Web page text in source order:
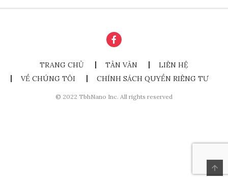
TRANG CHỦ TẢN VĂN
LIÊN HỆ
VỀ CHÚNG TÔI
CHÍNH SÁCH QUYỀN RIÊNG TƯ
© 2022 TbhNano Inc. All rights reserved